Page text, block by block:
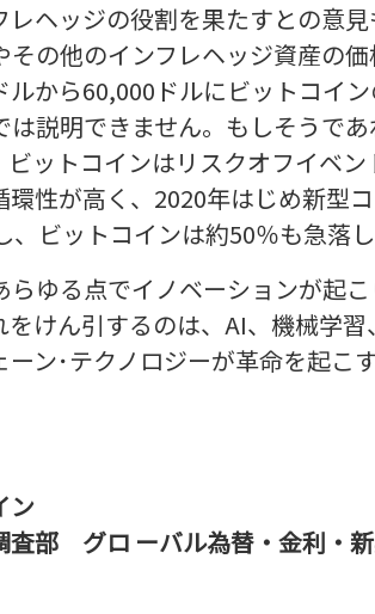
ヘッジの役割を果たすとの意
の他のインフレヘッジ資産の
から60,000ドルにビットコイ
説明できません。もしそうで
ットコインはリスクオフイベ
性が高く、2020年はじめ新型
ビットコインは約50％も急落し
ゆる点でイノベーションが起
けん引するのは、AI、機械学
ン･テクノロジーが革命を起こ
ン
査部 グロ ーバル為替・金利・